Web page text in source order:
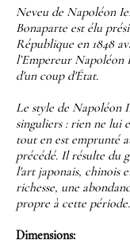
Neveu de Napoléon
Bonaparte est élu
République en 1848
l’Empereur Napoléon
d'un coup d'État.
Le style de Napoléon
singuliers : rien ne lui
tout en est emprunté
précédé. Il résulte du
l'art japonais, chinois
richesse, une
propre à cette période.
Dimensions: